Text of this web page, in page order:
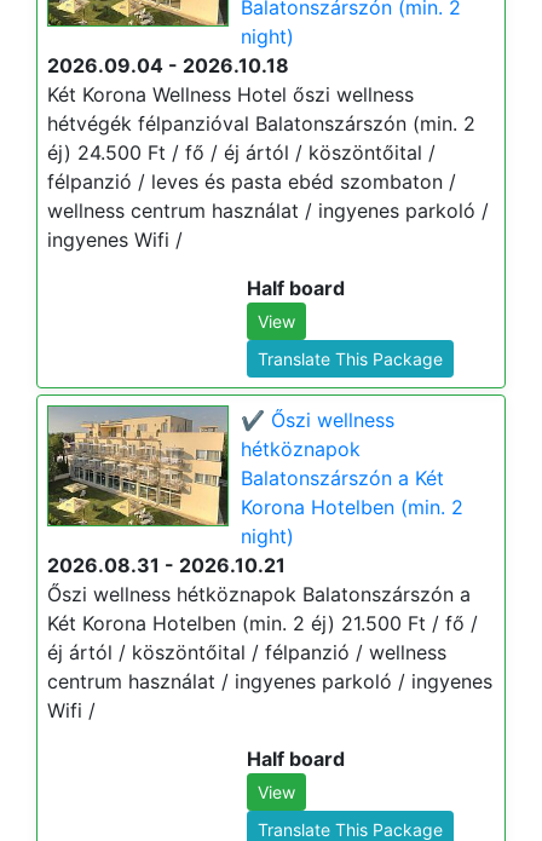
Balatonszárszón (min. 2
night)
2026.09.04 - 2026.10.18
Két Korona Wellness Hotel őszi wellness
hétvégék félpanzióval Balatonszárszón (min. 2
éj) 24.500 Ft / fő / éj ártól / köszöntőital /
félpanzió / leves és pasta ebéd szombaton /
wellness centrum használat / ingyenes parkoló /
ingyenes Wifi /
Half board
View
Translate This Package
✔️ Őszi wellness
hétköznapok
Balatonszárszón a Két
Korona Hotelben (min. 2
night)
2026.08.31 - 2026.10.21
Őszi wellness hétköznapok Balatonszárszón a
Két Korona Hotelben (min. 2 éj) 21.500 Ft / fő /
éj ártól / köszöntőital / félpanzió / wellness
centrum használat / ingyenes parkoló / ingyenes
Wifi /
Half board
View
Translate This Package